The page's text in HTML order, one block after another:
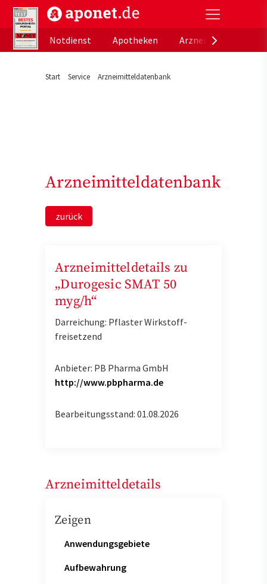
aponet.de - Das offizielle Gesundheitsportal der
Notdienst
Apotheken
Start Service Arzneimitteldatenbank
Arzneimitteldatenbank
zurück
Arzneimitteldetails zu
„Durogesic SMAT 50
myg/h“
Darreichung: Pflaster Wirkstoff-
freisetzend
Anbieter: PB Pharma GmbH
http://www.pbpharma.de
Bearbeitungsstand: 01.08.2026
Arzneimitteldetails
Zeigen
Anwendungsgebiete
Aufbewahrung